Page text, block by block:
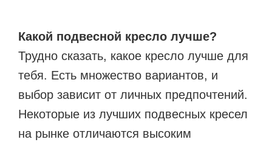
Какой подвесной кресло лучше?
Трудно сказать, какое кресло лучше для
тебя. Есть множество вариантов, и
выбор зависит от личных предпочтений.
Некоторые из лучших подвесных кресел
на рынке отличаются высоким